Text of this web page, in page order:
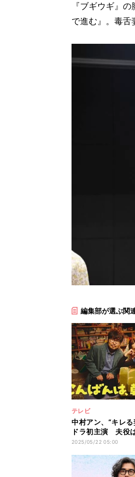
『ブギウギ』
で進む』。毒舌
編集部が選ぶ関
テレビ
中村アン、“キレ
ドラ初主演 夫役
2025/05/22 05:00